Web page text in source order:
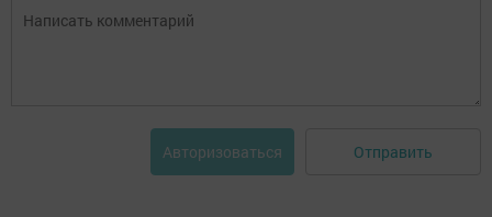
Авторизоваться Отправить